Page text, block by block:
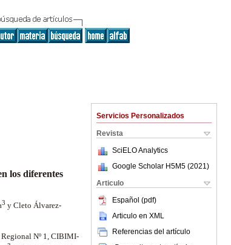
Servicios Personalizados
Revista
SciELO Analytics
Google Scholar H5M5 (2021 )
Articulo
Español (pdf)
Articulo en XML
Referencias del artículo
los diferentes
3 y Cleto Álvarez-
Nº 1, CIBIMI-